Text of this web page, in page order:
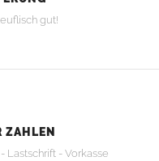
gut!
ZAHLEN
Lastschrift - Vorkasse